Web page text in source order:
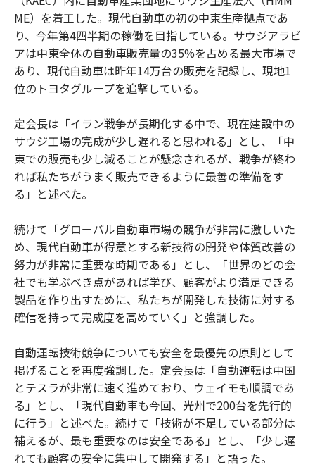
ME）を着工した。現代自動車の初の中東生産拠点であ
り、今年第4四半期の稼働を目指している。サウジアラビ
アは中東全体の自動車販売量の35%を占める最大市場で
あり、現代自動車は昨年14万台の販売を記録し、現地1
位のトヨタグループを追撃している。
定会長は「イラン戦争が長期化する中で、現在建設中の
サウジ工場の完成が少し遅れると思われる」とし、「中
東での販売も少し減ることが懸念されるが、戦争が終わ
れば私たちがうまく販売できるように最善の準備をす
る」と述べた。
続けて「グローバル自動車市場の競争が非常に激しいた
め、現代自動車が得意とする新技術の開発や体質改善の
努力が非常に重要な時期である」とし、「世界のどの会
社でも学ぶべき点があれば学び、顧客がより満足できる
製品を作り出すために、私たちが開発した技術に対する
確信を持って完成度を高めていく」と強調した。
自動運転技術競争についても安全を最優先の原則として
掲げることを再度強調した。定会長は「自動運転は中国
とテスラが非常に速く進めており、ウェイモも順調であ
る」とし、「現代自動車も今回、光州で200台を先行的
に行う」と述べた。続けて「技術が不足している部分は
補えるが、最も重要なのは安全である」とし、「少し遅
れても顧客の安全に集中して開発する」と語った。